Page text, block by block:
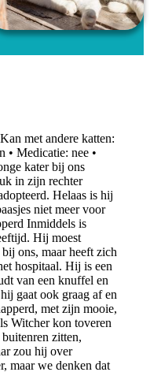
met andere katten:
• Medicatie: nee •
kater bij ons
in zijn rechter
Helaas is hij
niet meer voor
Inmiddels is
Hij moest
ons, maar heeft zich
hospitaal. Hij is een
van een knuffel en
gaat ook graag af en
met zijn mooie,
Witcher kon toveren
zitten,
zou hij over
maar we denken dat